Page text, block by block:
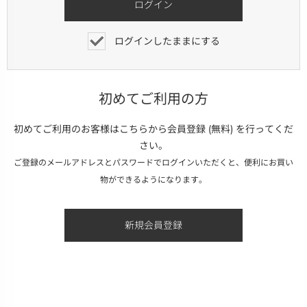
ログインしたままにする
初めてご利用の方
初めてご利用のお客様はこちらから会員登録 (無料) を行ってくだ
さい。
ご登録のメールアドレスとパスワードでログインいただくと、便利にお買い
物ができるようになります。